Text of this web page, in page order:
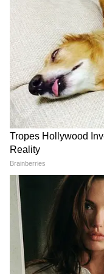
LATEST VIDEOS
Annapurna
প্রতিমাসে কত
হাজার টাকা?
কীভাবে অন্নপূর্ণা
বিভ্রান্তি? |